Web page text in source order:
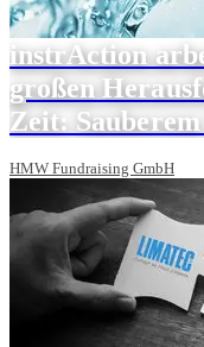
instrAction
großen
Zeit: Sauberem
HMW Fundraising GmbH